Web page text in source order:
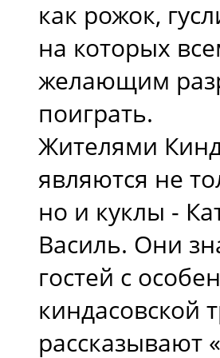
как рожок,
на которых
желающим
поиграть.
Жителями
являются не
но и куклы -
Василь. Они
гостей с
киндасовской
рассказывают